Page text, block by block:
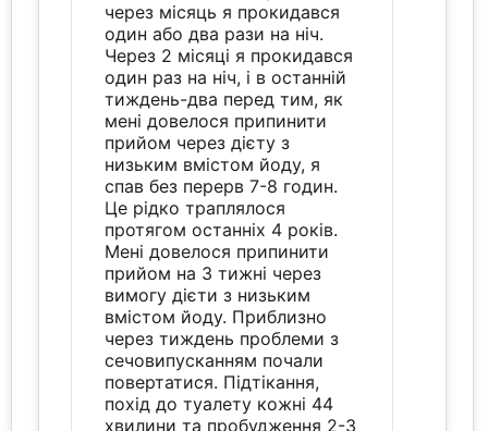
через місяць я прокидався
один або два рази на ніч.
Через 2 місяці я прокидався
один раз на ніч, і в останній
тиждень-два перед тим, як
мені довелося припинити
прийом через дієту з
низьким вмістом йоду, я
спав без перерв 7-8 годин.
Це рідко траплялося
протягом останніх 4 років.
Мені довелося припинити
прийом на 3 тижні через
вимогу дієти з низьким
вмістом йоду. Приблизно
через тиждень проблеми з
сечовипусканням почали
повертатися. Підтікання,
похід до туалету кожні 44
хвилини та пробудження 2-3